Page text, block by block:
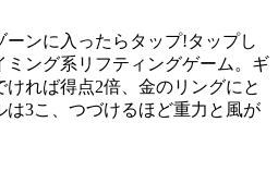
ンに入ったらタップ!タップし
ミング系リフティングゲーム。ギ
れば得点2倍、金のリングにと
3こ、つづけるほど重力と風が